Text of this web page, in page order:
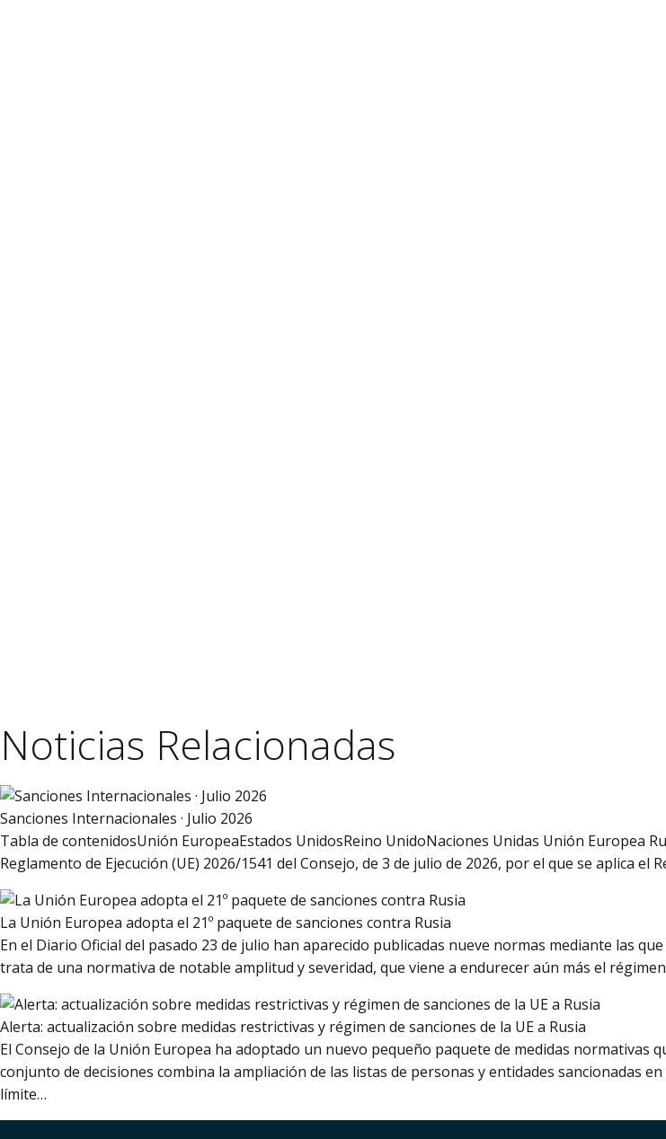
Noticias Relacionadas
Sanciones Internacionales · Julio 2026
Tabla de contenidosUnión EuropeaEstados UnidosReino UnidoNaciones Unidas Unión Europea
Reglamento de Ejecución (UE) 2026/1541 del Consejo, de 3 de julio de 2026, por el que se aplica
La Unión Europea adopta el 21º paquete de sanciones contra Rusia
En el Diario Oficial del pasado 23 de julio han aparecido publicadas nueve normas mediante las
trata de una normativa de notable amplitud y severidad, que viene a endurecer aún más el
Alerta: actualización sobre medidas restrictivas y régimen de sanciones de la UE a Rusia
El Consejo de la Unión Europea ha adoptado un nuevo pequeño paquete de medidas normativas
conjunto de decisiones combina la ampliación de las listas de personas y entidades sancionadas
límite…